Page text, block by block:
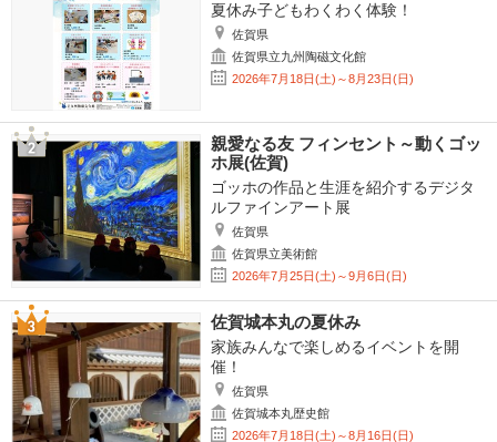
夏休み子どもわくわく体験！
佐賀県
佐賀県立九州陶磁文化館
2026年7月18日(土)～8月23日(日)
親愛なる友 フィンセント～動くゴッ
ホ展(佐賀)
ゴッホの作品と生涯を紹介するデジタ
ルファインアート展
佐賀県
佐賀県立美術館
2026年7月25日(土)～9月6日(日)
佐賀城本丸の夏休み
家族みんなで楽しめるイベントを開
催！
佐賀県
佐賀城本丸歴史館
2026年7月18日(土)～8月16日(日)